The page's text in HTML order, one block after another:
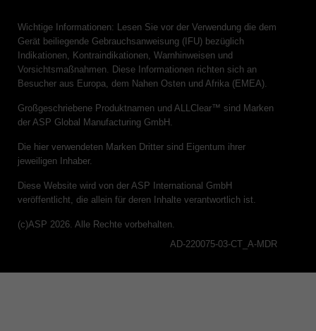
Wichtige Informationen: Lesen Sie vor der Verwendung die dem
Gerät beiliegende Gebrauchsanweisung (IFU) bezüglich
Indikationen, Kontraindikationen, Warnhinweisen und
Vorsichtsmaßnahmen. Diese Informationen richten sich an
Besucher aus Europa, dem Nahen Osten und Afrika (EMEA).
Großgeschriebene Produktnamen und ALLClear™ sind Marken
der ASP Global Manufacturing GmbH.
Die hier verwendeten Marken Dritter sind Eigentum ihrer
jeweiligen Inhaber.
Diese Website wird von der ASP International GmbH
veröffentlicht, die allein für deren Inhalte verantwortlich ist.
(c)ASP 2026. Alle Rechte vorbehalten.
AD-220075-03-CT_A-MDR